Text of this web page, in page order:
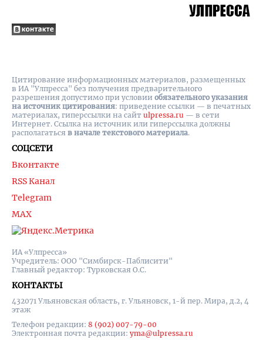
ИА «Улпресса»
Учредитель: ООО "Симбирск-Паблисити"
Главный редактор: Турковская О.С.
КОНТАКТЫ
432071 Ульяновская область, г. Ульяновск, 1-й пер. Мира, д.2, 4
этаж
Телефон редакции: 8 (902) 007-79-00
Электронная почта редакции: yma@ulpressa.ru
СОЦСЕТИ
Вконтакте
RSS Канал
Telegram
MAX
Цитирование информационных материалов, размещенных
в ИА "Улпресса" без получения предварительного
разрешения допустимо при условии обязательного указания
на источник цитирования: приведение ссылки — в печатных
материалах, гиперссылки на cайт ulpressa.ru — в сети
Интернет. Ссылка на источник или гиперссылка должны
располагаться в начале текстового материала.